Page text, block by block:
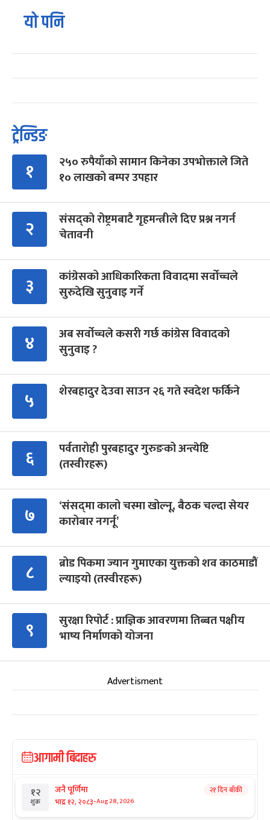
यो पनि
ट्रेन्डिङ
१
२५० रुपैयाँको सामान किनेका उपभोक्ताले जिते
१० लाखको बम्पर उपहार
२
संसद्को रोष्ट्रमबाटै गृहमन्त्रीले दिए प्रश्न नगर्न
चेतावनी
३
कांग्रेसको आधिकारिकता विवादमा सर्वोच्चले
सुरुदेखि सुनुवाइ गर्ने
४
अब सर्वोच्चले कसरी गर्छ कांग्रेस विवादको
सुनुवाइ ?
५ शेरबहादुर देउवा साउन २६ गते स्वदेश फर्किने
६
पर्वतारोही पुरबहादुर गुरुङको अन्त्येष्टि
(तस्वीरहरू)
७
‘संसद्‍मा कालो चस्मा खोल्नू, बैठक चल्दा सेयर
कारोबार नगर्नू’
८
ब्रोड पिकमा ज्यान गुमाएका युक्तको शव काठमाडौं
ल्याइयो (तस्वीरहरू)
९
सुरक्षा रिपोर्ट : प्राज्ञिक आवरणमा तिब्बत पक्षीय
भाष्य निर्माणको योजना
Advertisment
आगामी बिदाहरु
१२
शुक्र
जनै पूर्णिमा
भाद्र १२, २०८३-Aug 28, 2026
२१ दिन बाँकी